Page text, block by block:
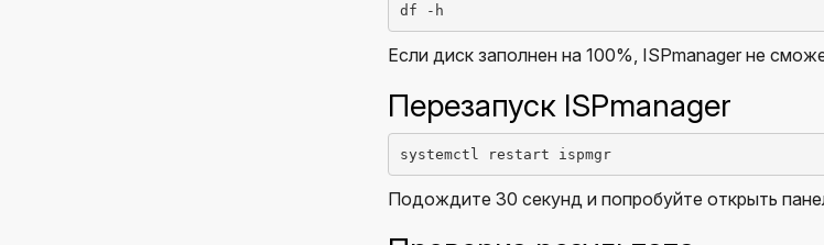
df -h
Если диск заполнен на 100%, ISPmanager не
Перезапуск ISPmanager
systemctl restart ispmgr
Подождите 30 секунд и попробуйте открыть